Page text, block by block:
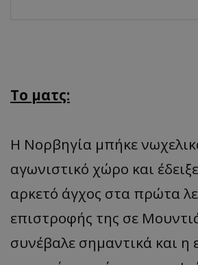
Το ματς:
Η Νορβηγία μπήκε
αγωνιστικό χώρο και
αρκετό άγχος στα πρώτα
επιστροφής της σε
συνέβαλε σημαντικά και η